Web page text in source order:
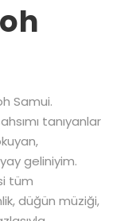
Samui.
tanıyanlar
geliniyim.
tüm
düğün müziği,